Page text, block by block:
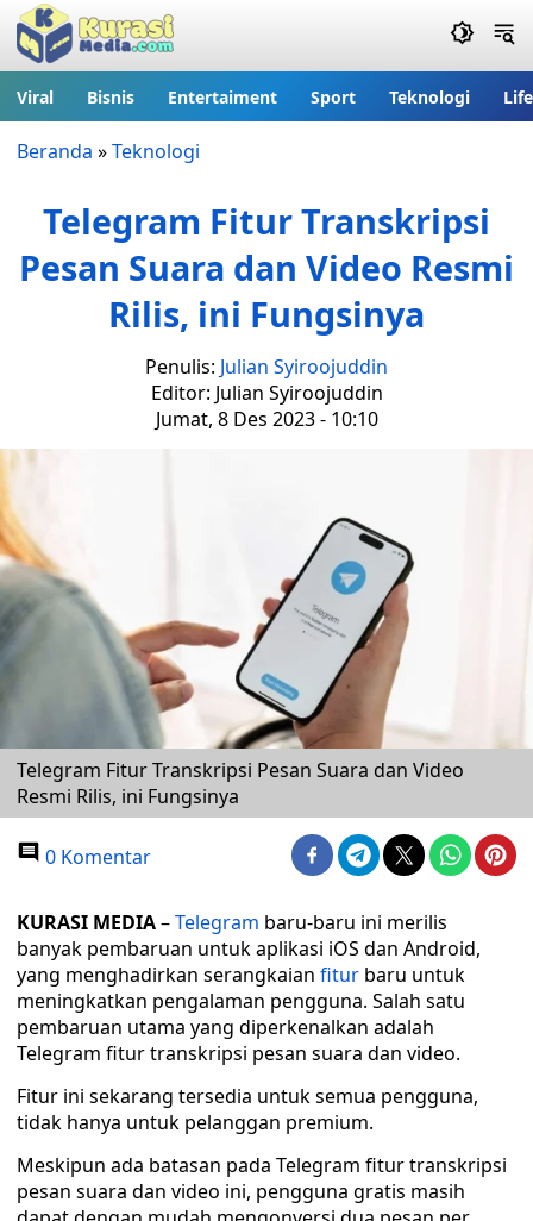
Viral Bisnis Entertaiment Sport Teknologi
Beranda »Teknologi
Telegram Fitur Transkripsi
Pesan Suara dan Video Resmi
Rilis, ini Fungsinya
Penulis: Julian Syiroojuddin
Editor: Julian Syiroojuddin
Jumat, 8 Des 2023 - 10:10
Telegram Fitur Transkripsi Pesan Suara dan Video
Resmi Rilis, ini Fungsinya
0 Komentar
KURASI MEDIA–Telegram baru-baru ini merilis
banyak pembaruan untuk aplikasi iOS dan Android,
yang menghadirkan serangkaian fitur baru untuk
meningkatkan pengalaman pengguna. Salah satu
pembaruan utama yang diperkenalkan adalah
Telegram fitur transkripsi pesan suara dan video.
Fitur ini sekarang tersedia untuk semua pengguna,
tidak hanya untuk pelanggan premium.
Meskipun ada batasan pada Telegram fitur transkripsi
pesan suara dan video ini, pengguna gratis masih